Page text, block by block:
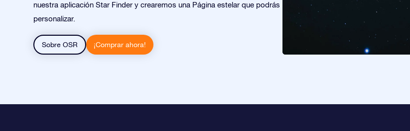
nuestra aplicación Star Finder y crearemos una Página estelar que podrás
personalizar.
Sobre OSR ¡Comprar ahora!